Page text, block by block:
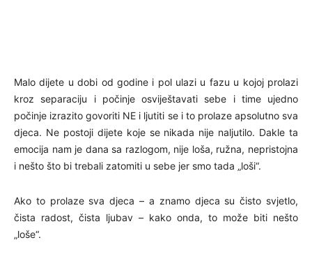
Malo dijete u dobi od godine i pol ulazi u fazu u kojoj prolazi
kroz separaciju i počinje osviještavati sebe i time ujedno
počinje izrazito govoriti NE i ljutiti se i to prolaze apsolutno sva
djeca. Ne postoji dijete koje se nikada nije naljutilo. Dakle ta
emocija nam je dana sa razlogom, nije loša, ružna, nepristojna
i nešto što bi trebali zatomiti u sebe jer smo tada „loši“.
Ako to prolaze sva djeca – a znamo djeca su čisto svjetlo,
čista radost, čista ljubav – kako onda, to može biti nešto
„loše“.